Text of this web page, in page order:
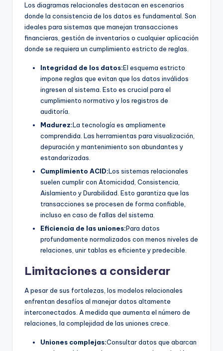
Los diagramas relacionales destacan en escenarios
donde la consistencia de los datos es fundamental. Son
ideales para sistemas que manejan transacciones
financieras, gestión de inventarios o cualquier aplicación
donde se requiera un cumplimiento estricto de reglas.
Integridad de los datos:El esquema estricto
impone reglas que evitan que los datos inválidos
ingresen al sistema. Esto es crucial para el
cumplimiento normativo y los registros de
auditoría.
Madurez:La tecnología es ampliamente
comprendida. Las herramientas para visualización,
depuración y mantenimiento son abundantes y
estandarizadas.
Cumplimiento ACID:Los sistemas relacionales
suelen cumplir con Atomicidad, Consistencia,
Aislamiento y Durabilidad. Esto garantiza que las
transacciones se procesen de forma confiable,
incluso en caso de fallas del sistema.
Eficiencia de las uniones:Para datos
profundamente normalizados con menos niveles de
relaciones, unir tablas es eficiente y predecible.
Limitaciones a considerar
A pesar de sus fortalezas, los modelos relacionales
enfrentan desafíos al manejar datos altamente
interconectados. A medida que aumenta el número de
relaciones, la complejidad de las uniones crece.
Uniones complejas:Consultar datos que abarcan